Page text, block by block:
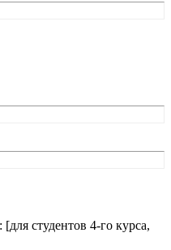
студентов 4-го курса,